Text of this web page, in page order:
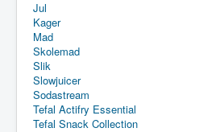
Jul
Kager
Mad
Skolemad
Slik
Slowjuicer
Sodastream
Tefal Actifry Essential
Tefal Snack Collection